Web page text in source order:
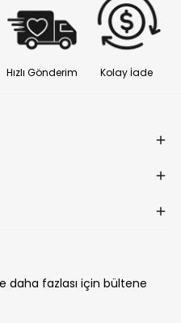
Hızlı Gönderim Kolay İade
daha fazlası için bültene